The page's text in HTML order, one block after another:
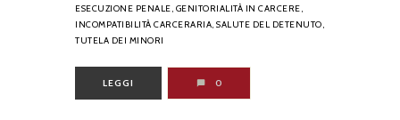
ESECUZIONE PENALE, GENITORIALITÀ IN CARCERE,
INCOMPATIBILITÀ CARCERARIA, SALUTE DEL DETENUTO,
TUTELA DEI MINORI
LEGGI 0